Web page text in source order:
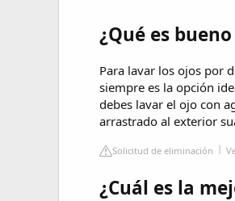
¿Qué es
Para lavar los ojos por
siempre es la opción
debes lavar el ojo con
arrastrado al exterior
Solicitud de eliminación
¿Cuál es la